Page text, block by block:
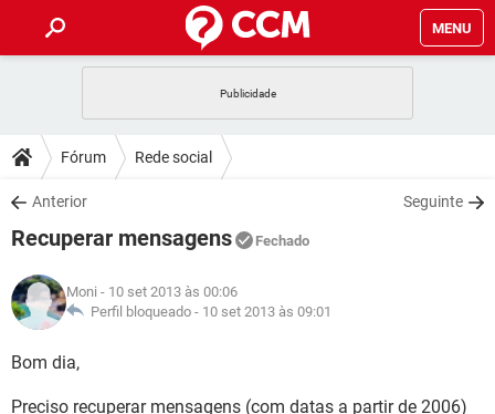
MENU
CELULAR
OUTLOOK
INSTAGRAM GMAIL
GUIA DE COMPRAS
DICAS
JOGOS
INSTAGRAM
GUIA DE COMPRAS
DOWNLOADS
JOGOS WHATSAPP
CELULAR
OUTLOOK EXCEL
INSTAGRAM
FÓRUM
JOGOS
CELULAR
OUTLOOK
INSTAGRAM GMAIL
GLOSSÁRIO
JOGOS
Fórum Rede social
Anterior Seguinte
Recuperar mensagens Fechado
Moni - 10 set 2013 às 00:06
Perfil bloqueado - 10 set 2013 às 09:01
Bom dia,
Preciso recuperar mensagens (com datas a partir de 2006)